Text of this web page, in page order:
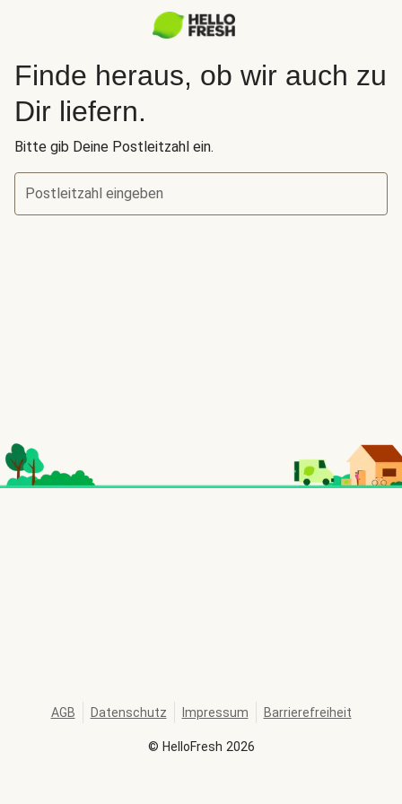
Finde heraus, ob wir auch zu
Dir liefern.
Bitte gib Deine Postleitzahl ein.
Postleitzahl eingeben
© HelloFresh 2026
AGB Datenschutz Impressum Barrierefreiheit